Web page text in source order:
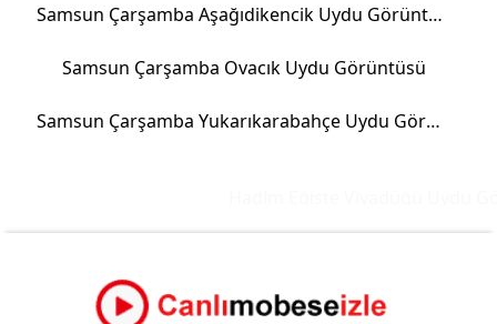
Samsun Çarşamba Aşağıdikencik Uydu Görüntüsü
Samsun Çarşamba Ovacık Uydu Görüntüsü
Samsun Çarşamba Yukarıkarabahçe Uydu Görüntüsü